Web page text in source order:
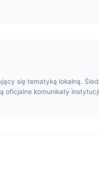
się tematyką lokalną.
oficjalne komunikaty